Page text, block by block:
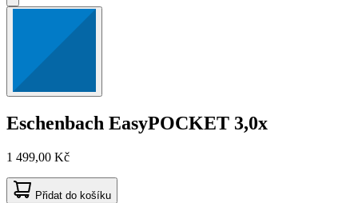
Eschenbach EasyPOCKET 3,0x
1 499,00 Kč
Přidat do košíku